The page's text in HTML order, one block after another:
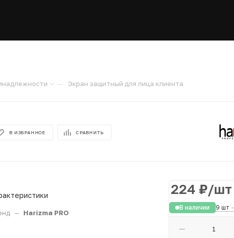
— Экран защитный для лица клиента
В ИЗБРАННОЕ СРАВНИТЬ
— Harizma PRO
224 ₽/шт
В наличии 9 шт -